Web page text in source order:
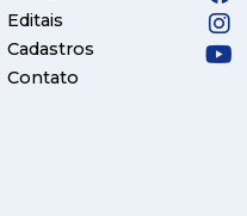
Editais
Cadastros
Contato